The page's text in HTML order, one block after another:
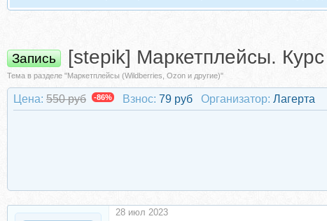
Запись [stepik] Маркетплейсы.
Тема в разделе "Маркетплейсы (Wildberries, Ozon и другие)"
Цена: 550 руб -86% Взнос: 79 руб Организатор: Лагерта
28 июл 2023